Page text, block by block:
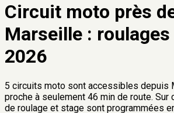
Circuit moto près
Marseille :
2026
5 circuits moto sont accessibles depuis
proche à seulement 46 min de route. Sur
de roulage et stage sont programmées